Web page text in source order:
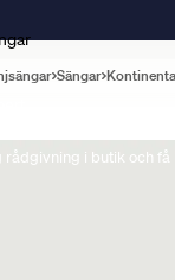
rådgivning i butik och
Sängar